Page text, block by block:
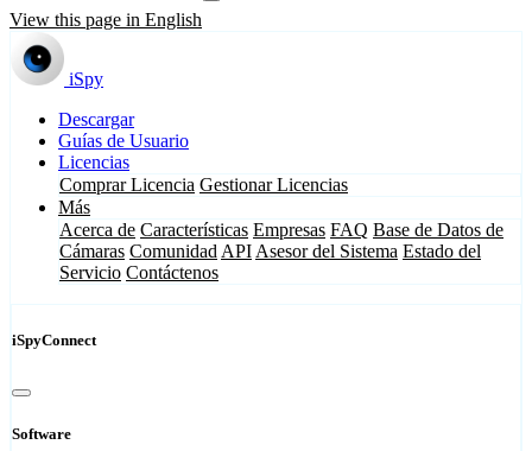
View this page in English
iSpy
Descargar
Guías de Usuario
Licencias
Comprar Licencia Gestionar Licencias
Más
Acerca de Características Empresas FAQ Base de Datos de
Cámaras Comunidad API Asesor del Sistema Estado del
Servicio Contáctenos
iSpyConnect
Software